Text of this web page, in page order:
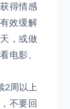
得情感
效缓解
，或做
电影、
2周以上
不要回